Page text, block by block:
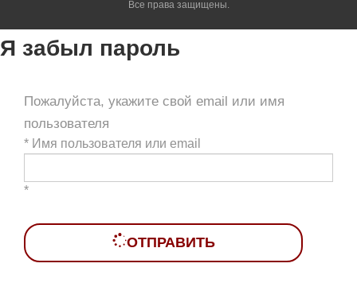
Все права защищены.
Я забыл пароль
Пожалуйста, укажите свой email или имя
пользователя
* Имя пользователя или email
*
ОТПРАВИТЬ